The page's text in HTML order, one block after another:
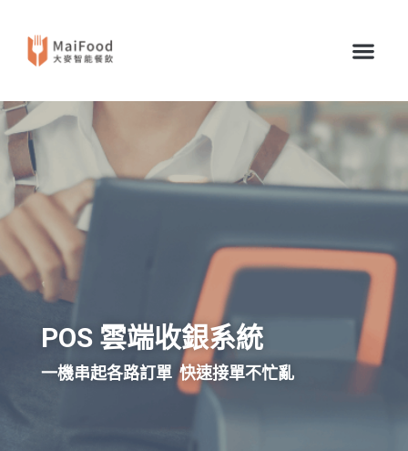
POS 雲端收銀系統
一機串起各路訂單 快速接單不忙亂